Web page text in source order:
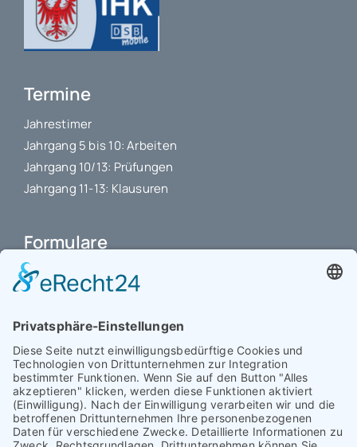
Termine
Jahrestimer
Jahrgang 5 bis 10: Arbeiten
Jahrgang 10/13: Prüfungen
Jahrgang 11-13: Klausuren
Formulare
Schulbuchkauf Schuljahr 2026-2027
Antrag auf Erstattung von Auslagen
Interner L-S-Beschwerdezettel
Antrag auf Freistellung vom Unterricht
Antrag für selbstständigen Heimweg bei Unwohlsein
(ab Jg. 9)
Antrag 10GL Pausenregelung